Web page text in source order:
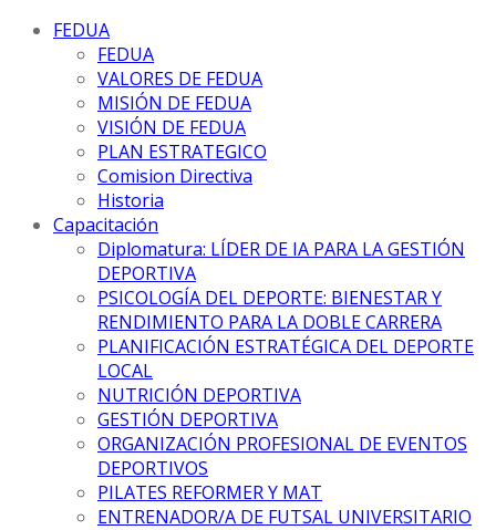
FEDUA
FEDUA
VALORES DE FEDUA
MISIÓN DE FEDUA
VISIÓN DE FEDUA
PLAN ESTRATEGICO
Comision Directiva
Historia
Capacitación
Diplomatura: LÍDER DE IA PARA LA GESTIÓN
DEPORTIVA
PSICOLOGÍA DEL DEPORTE: BIENESTAR Y
RENDIMIENTO PARA LA DOBLE CARRERA
PLANIFICACIÓN ESTRATÉGICA DEL DEPORTE
LOCAL
NUTRICIÓN DEPORTIVA
GESTIÓN DEPORTIVA
ORGANIZACIÓN PROFESIONAL DE EVENTOS
DEPORTIVOS
PILATES REFORMER Y MAT
ENTRENADOR/A DE FUTSAL UNIVERSITARIO